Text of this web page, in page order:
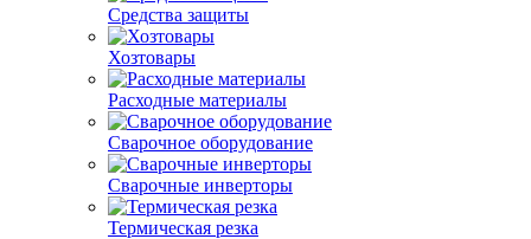
Средства защиты
Хозтовары
Расходные материалы
Сварочное оборудование
Сварочные инверторы
Термическая резка